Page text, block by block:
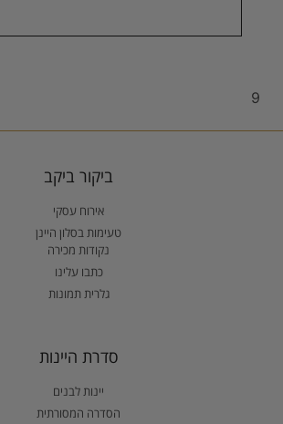
9
ביקור ביקב
אירוח עסקי
טעימות בסלון היינן
נקודות מכירה
כתבו עלינו
גלרית תמונות
סדרת היינות
יינות לבנים
הסדרה המסורתית